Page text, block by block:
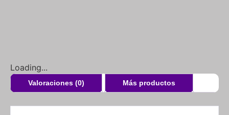
Loading...
Valoraciones (0) Más productos